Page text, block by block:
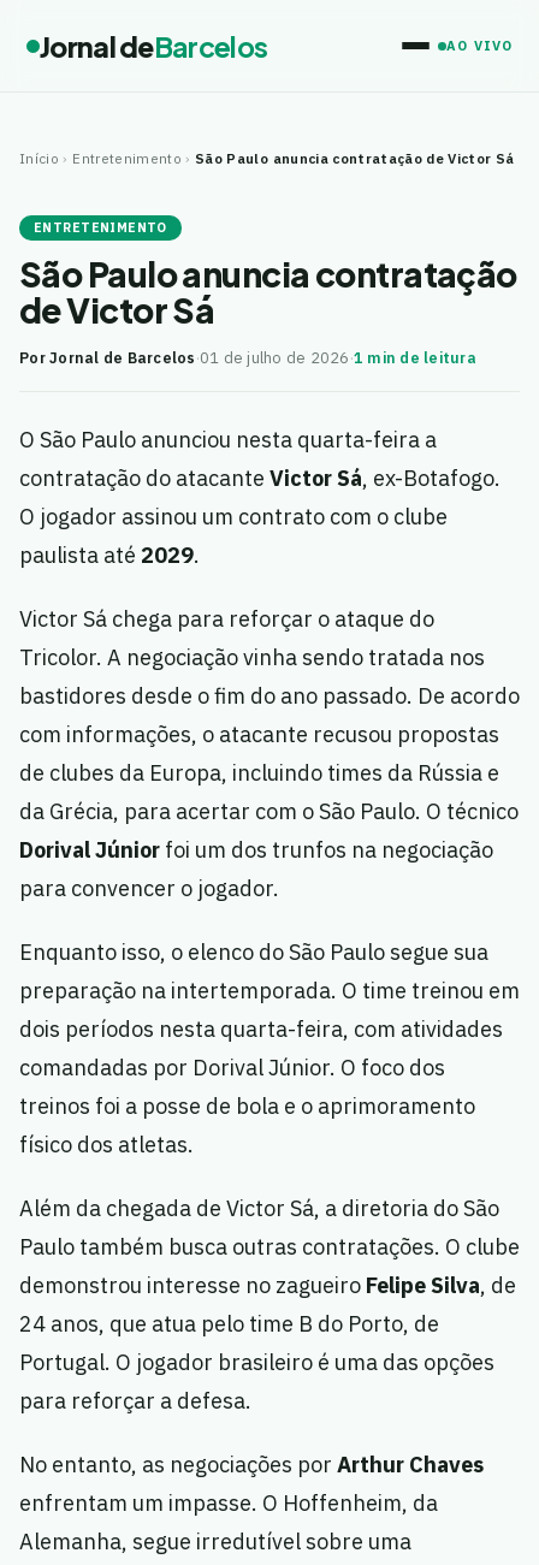
Jornal deBarcelos AO VIVO
Início › Entretenimento › São Paulo anuncia contratação de Victor Sá
ENTRETENIMENTO
São Paulo anuncia contratação
de Victor Sá
Por Jornal de Barcelos·01 de julho de 2026·1 min de leitura
O São Paulo anunciou nesta quarta-feira a
contratação do atacante Victor Sá, ex-Botafogo.
O jogador assinou um contrato com o clube
paulista até 2029.
Victor Sá chega para reforçar o ataque do
Tricolor. A negociação vinha sendo tratada nos
bastidores desde o fim do ano passado. De acordo
com informações, o atacante recusou propostas
de clubes da Europa, incluindo times da Rússia e
da Grécia, para acertar com o São Paulo. O técnico
Dorival Júnior foi um dos trunfos na negociação
para convencer o jogador.
Enquanto isso, o elenco do São Paulo segue sua
preparação na intertemporada. O time treinou em
dois períodos nesta quarta-feira, com atividades
comandadas por Dorival Júnior. O foco dos
treinos foi a posse de bola e o aprimoramento
físico dos atletas.
Além da chegada de Victor Sá, a diretoria do São
Paulo também busca outras contratações. O clube
demonstrou interesse no zagueiro Felipe Silva, de
24 anos, que atua pelo time B do Porto, de
Portugal. O jogador brasileiro é uma das opções
para reforçar a defesa.
No entanto, as negociações por Arthur Chaves
enfrentam um impasse. O Hoffenheim, da
Alemanha, segue irredutível sobre uma